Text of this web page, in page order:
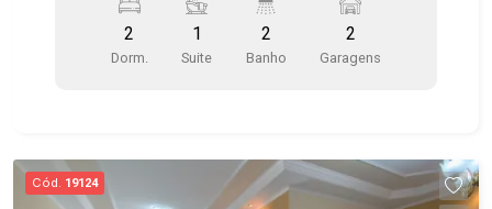
Aquecedor a gás - Área de serviço Lazer com: -
Piscina - Churrasqueira - Playground - Sala de
ginástica - Salão de festas - Salão de jogos
minutos da Praça Ulisses Guimarães e de
diversas áreas de lazer e convivência da região.
2
Dorm.
1
Suite
2
Banho
2
Garagens
Cód. 19124